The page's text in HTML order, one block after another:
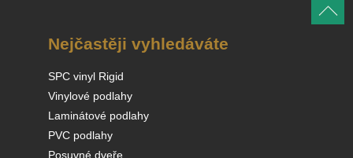
Nejčastěji vyhledáváte
SPC vinyl Rigid
Vinylové podlahy
Laminátové podlahy
PVC podlahy
Posuvné dveře